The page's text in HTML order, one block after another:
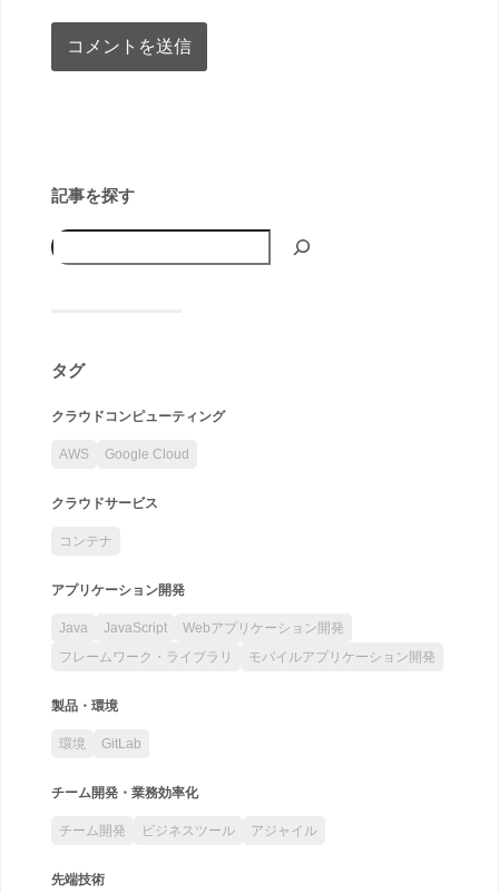
記事を探す
タグ
クラウドコンピューティング
AWS Google Cloud
クラウドサービス
コンテナ
アプリケーション開発
Java JavaScript
Webアプリケーション開発
フレームワーク・ライブラリ
モバイルアプリケーション開発
製品・環境
環境 GitLab
チーム開発・業務効率化
チーム開発 ビジネスツール アジャイル
先端技術